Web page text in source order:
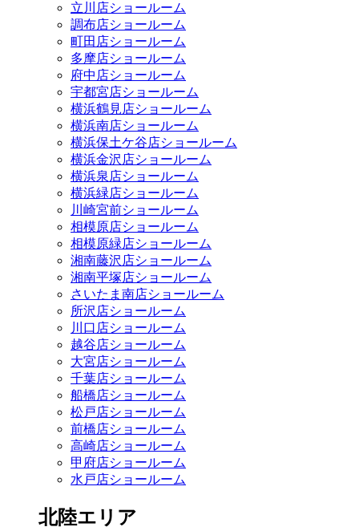
立川店ショールーム
調布店ショールーム
町田店ショールーム
多摩店ショールーム
府中店ショールーム
宇都宮店ショールーム
横浜鶴見店ショールーム
横浜南店ショールーム
横浜保土ケ谷店ショールーム
横浜金沢店ショールーム
横浜泉店ショールーム
横浜緑店ショールーム
川崎宮前ショールーム
相模原店ショールーム
相模原緑店ショールーム
湘南藤沢店ショールーム
湘南平塚店ショールーム
さいたま南店ショールーム
所沢店ショールーム
川口店ショールーム
越谷店ショールーム
大宮店ショールーム
千葉店ショールーム
船橋店ショールーム
松戸店ショールーム
前橋店ショールーム
高崎店ショールーム
甲府店ショールーム
水戸店ショールーム
北陸エリア